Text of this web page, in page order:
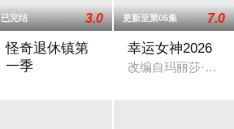
已完结 3.0
怪奇退休镇第
一季
更新至第05集 7.0
幸运女神2026
改编自玛丽莎·斯